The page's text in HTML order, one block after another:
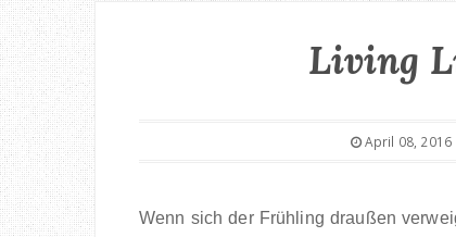
Living
April 08, 2016
Wenn sich der Frühling draußen